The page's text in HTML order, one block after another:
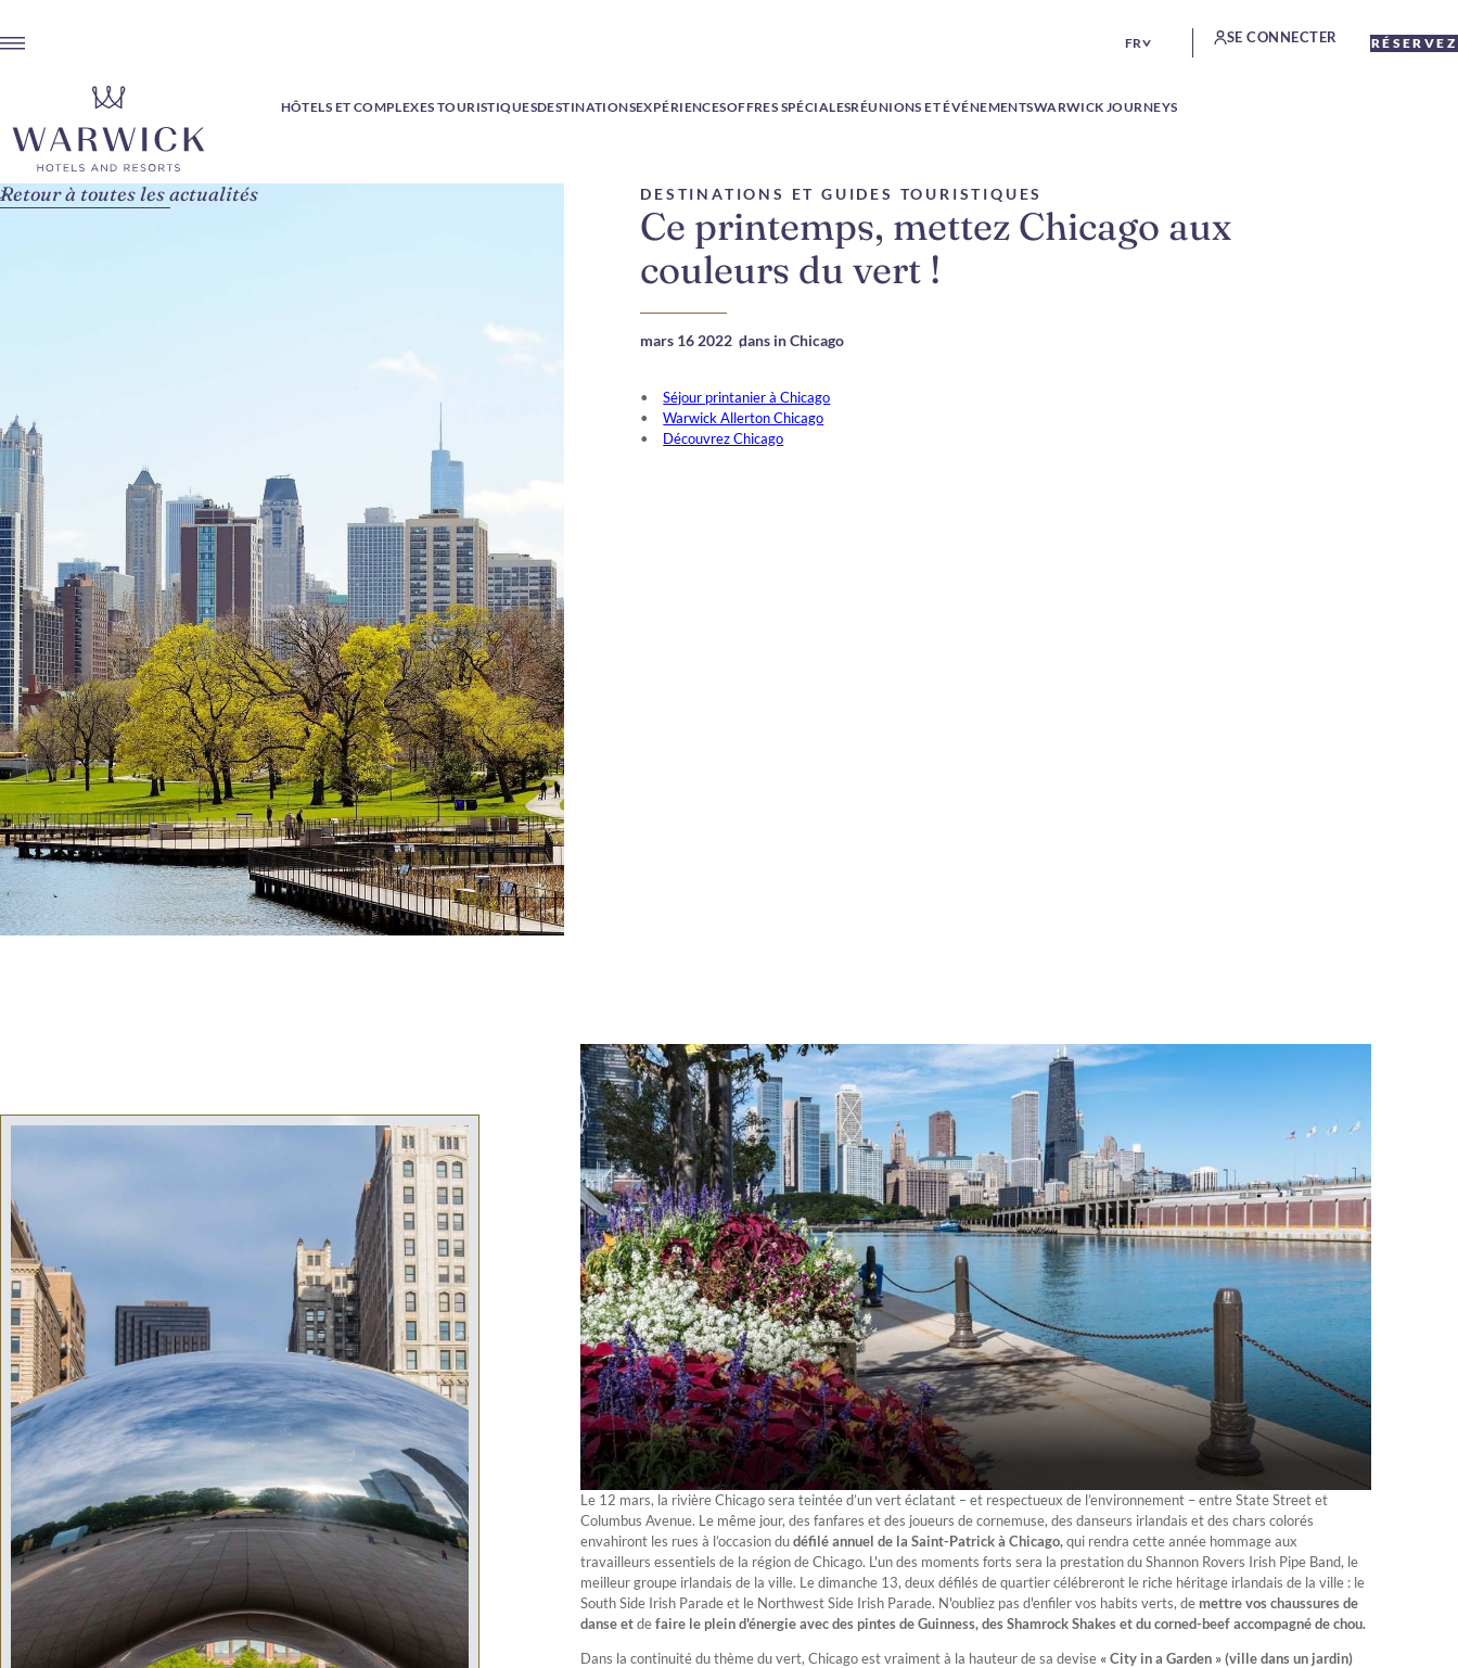
FR SE CONNECTER RÉSERVEZ
HÔTELS ET COMPLEXES TOURISTIQUESDESTINATIONSEXPÉRIENCESOFFRES SPÉCIALESRÉUNIONS ET ÉVÉNEMENTSWARWICK JOURNEYS
DESTINATIONS ET GUIDES TOURISTIQUES
Ce printemps, mettez Chicago aux
couleurs du vert !
mars 16 2022 ,dans in Chicago
Séjour printanier à Chicago
Warwick Allerton Chicago
Découvrez Chicago
Retour à toutes les actualités
Le 12 mars, la rivière Chicago sera teintée d’un vert éclatant – et respectueux de l’environnement – entre State Street et
Columbus Avenue. Le même jour, des fanfares et des joueurs de cornemuse, des danseurs irlandais et des chars colorés
envahiront les rues à l’occasion dudéfilé annuel de la Saint-Patrick à Chicago,qui rendra cette année hommage aux
travailleurs essentiels de la région de Chicago. L'un des moments forts sera la prestation du Shannon Rovers Irish Pipe Band, le
meilleur groupe irlandais de la ville. Le dimanche 13, deux défilés de quartier célébreront le riche héritage irlandais de la ville : le
South Side Irish Parade et le Northwest Side Irish Parade. N'oubliez pas d'enfiler vos habits verts, de mettre vos chaussures de
danse etdefaire le plein d'énergie avec des pintes de Guinness, des Shamrock Shakes et du corned-beef accompagné de chou.
Dans la continuité du thème du vert, Chicago est vraiment à la hauteur de sa devise « City in a Garden » (ville dans un jardin)